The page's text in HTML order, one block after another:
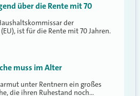
über die Rente mit 70
der
ist für die Rente mit 70 Jahren.
muss im Alter
unter Rentnern ein großes
die ihren Ruhestand noch…